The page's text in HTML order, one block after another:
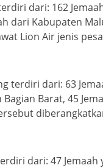
dari: 162
dari Kabupaten
Lion Air jenis
dari: 63
Barat, 45
dari: 47 Jemaah